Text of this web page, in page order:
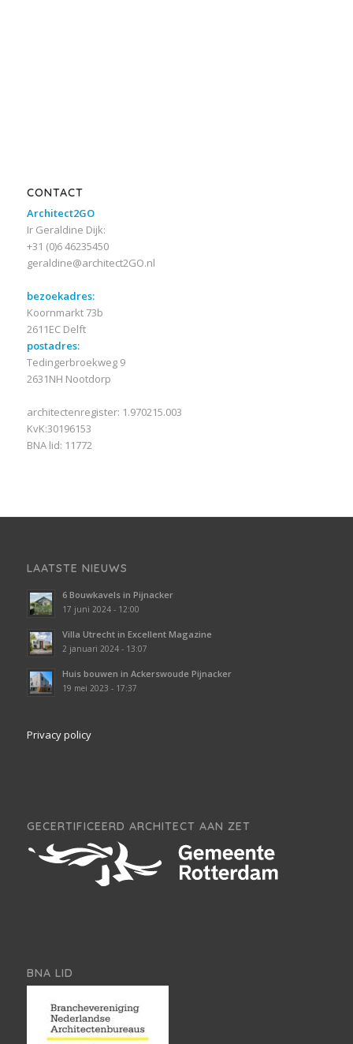
CONTACT
Architect2GO
Ir Geraldine Dijk:
+31 (0)6 46235450
geraldine@architect2GO.nl
bezoekadres:
Koornmarkt 73b
2611EC Delft
postadres:
Tedingerbroekweg 9
2631NH Nootdorp
architectenregister: 1.970215.003
KvK:30196153
BNA lid: 11772
LAATSTE NIEUWS
6 Bouwkavels in Pijnacker
17 juni 2024 - 12:00
Villa Utrecht in Excellent Magazine
2 januari 2024 - 13:07
Huis bouwen in Ackerswoude Pijnacker
19 mei 2023 - 17:37
Privacy policy
GECERTIFICEERD ARCHITECT AAN ZET
BNA LID